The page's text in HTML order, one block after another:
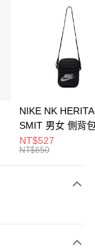
21家銀行
NIKE NK
SMIT 男女 側背
BA5871010
NT$527
NT$650